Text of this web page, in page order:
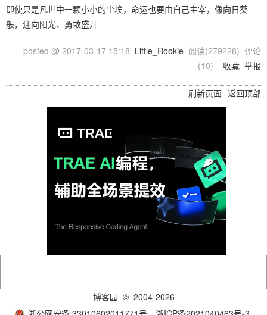
即使只是凡世中一颗小小的尘埃，命运也要由自己主宰，像向日葵
般，迎向阳光、勇敢盛开
posted @ 2017-03-17 15:18 Little_Rookie 阅读(279228) 评论
(10) 收藏 举报
刷新页面 返回顶部
博客园 © 2004-2026